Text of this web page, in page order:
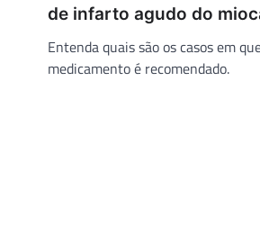
de infarto agudo do
Entenda quais são os casos em
medicamento é recomendado.